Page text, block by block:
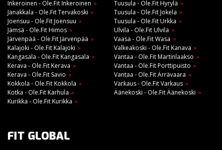
Inkeroinen - Ole.Fit Inkeroinen
Janakkala - Ole.Fit Tervakoski
Joensuu - Ole.Fit Joensuu
Jämsä - Ole.Fit Himos
Järvenpää - Ole.Fit Järvenpää
Kalajoki - Ole.Fit Kalajoki
Kangasala - Ole.Fit Kangasala
Kerava - Ole.Fit Kerava
Kerava - Ole.Fit Savio
Kokkola - Ole.Fit Kokkola
Kotka - Ole.Fit Karhula
Kurikka - Ole.Fit Kurikka
Tuusula - Ole.Fit Hyrylä
Tuusula - Ole.Fit Jokela
Tuusula - Ole.Fit Urkka
Ulvila - Ole.Fit Ulvila
Vaasa - Ole.Fit Wasa
Valkeakoski - Ole.Fit Kanava
Vantaa - Ole.Fit Martinlaakso
Vantaa - Ole.Fit Porttipuisto
Vantaa - Ole.Fit Ärrävaara
Varkaus - Ole.Fit Varkaus
Äänekoski - Ole.Fit Äänekoski
FIT GLOBAL